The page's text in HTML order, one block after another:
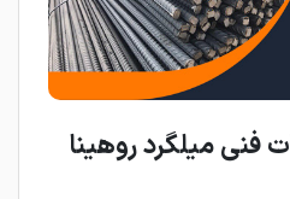
میلگرد روهینا